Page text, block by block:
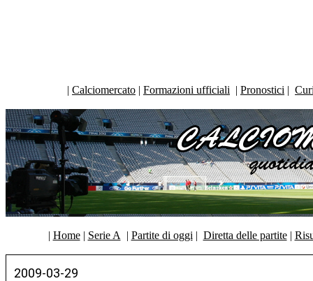
| Calciomercato | Formazioni ufficiali | Pronostici |
| Home| Serie A | Partite di oggi | Diretta delle partite|
2009-03-29